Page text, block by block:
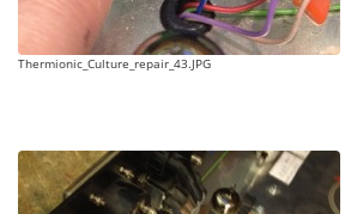
Thermionic_Culture_repair_43.JPG